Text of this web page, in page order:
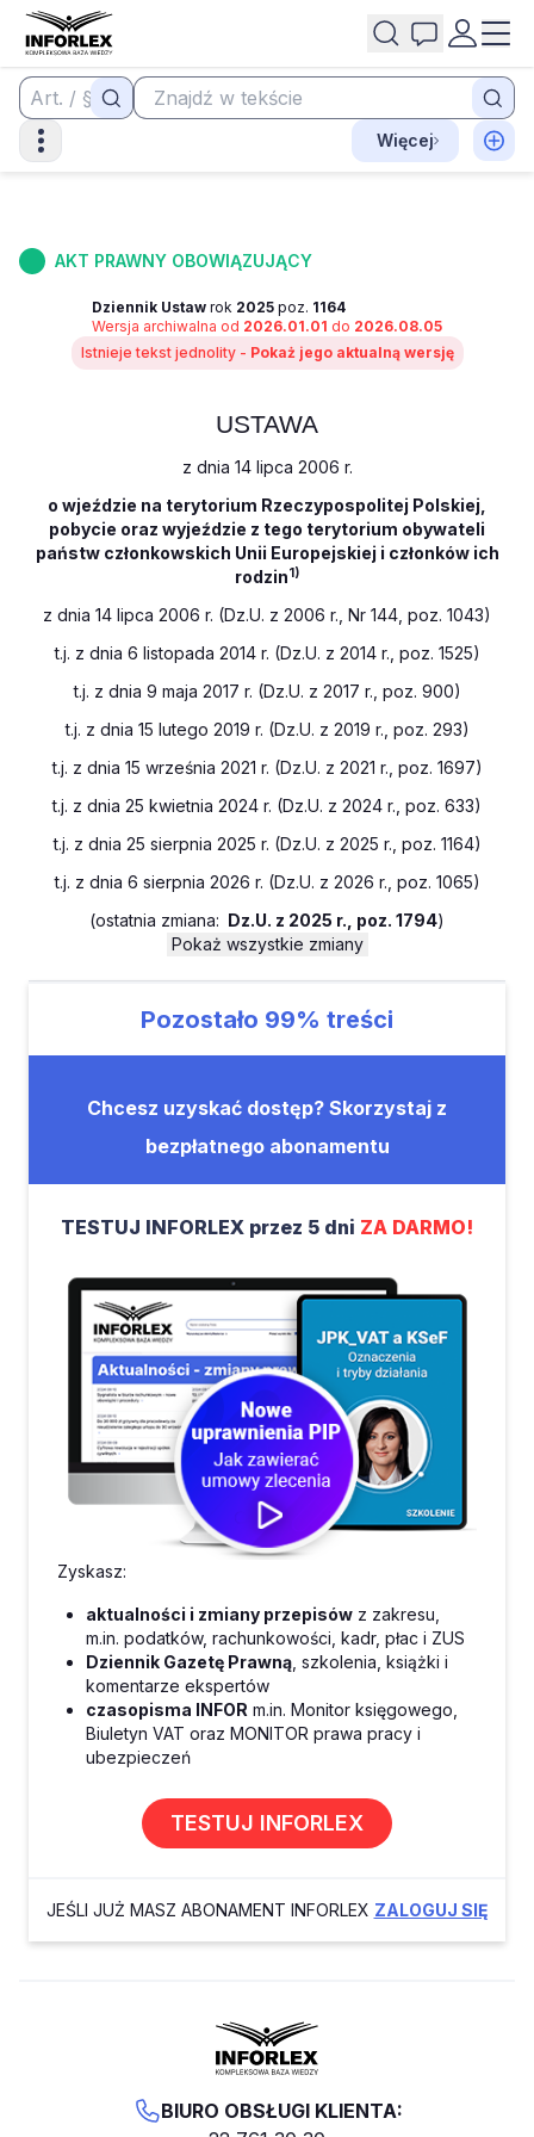
Więcej
AKT PRAWNY OBOWIĄZUJĄCY
Dziennik Ustaw rok 2025 poz. 1164
Wersja archiwalna od 2026.01.01 do 2026.08.05
Istnieje tekst jednolity - Pokaż jego aktualną wersję
USTAWA
z dnia 14 lipca 2006 r.
o wjeździe na terytorium Rzeczypospolitej Polskiej,
pobycie oraz wyjeździe z tego terytorium obywateli
państw członkowskich Unii Europejskiej i członków ich
rodzin1)
z dnia 14 lipca 2006 r. (Dz.U. z 2006 r., Nr 144, poz. 1043)
t.j. z dnia 6 listopada 2014 r. (Dz.U. z 2014 r., poz. 1525)
t.j. z dnia 9 maja 2017 r. (Dz.U. z 2017 r., poz. 900)
t.j. z dnia 15 lutego 2019 r. (Dz.U. z 2019 r., poz. 293)
t.j. z dnia 15 września 2021 r. (Dz.U. z 2021 r., poz. 1697)
t.j. z dnia 25 kwietnia 2024 r. (Dz.U. z 2024 r., poz. 633)
t.j. z dnia 25 sierpnia 2025 r. (Dz.U. z 2025 r., poz. 1164)
t.j. z dnia 6 sierpnia 2026 r. (Dz.U. z 2026 r., poz. 1065)
(ostatnia zmiana: Dz.U. z 2025 r., poz. 1794)
Pokaż wszystkie zmiany
Pozostało 99% treści
Chcesz uzyskać dostęp? Skorzystaj z
bezpłatnego abonamentu
TESTUJ INFORLEX przez 5 dni ZA DARMO!
Zyskasz:
aktualności i zmiany przepisów z zakresu,
m.in. podatków, rachunkowości, kadr, płac i ZUS
Dziennik Gazetę Prawną , szkolenia, książki i
komentarze ekspertów
czasopisma INFOR m.in. Monitor księgowego,
Biuletyn VAT oraz MONITOR prawa pracy i
ubezpieczeń
TESTUJ INFORLEX
JEŚLI JUŻ MASZ ABONAMENT INFORLEX ZALOGUJ SIĘ
BIURO OBSŁUGI KLIENTA: